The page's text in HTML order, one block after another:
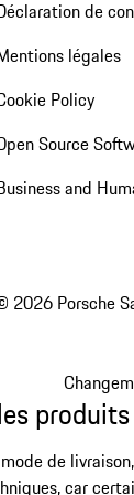
de
légales
Policy
Source
and
2026 Porsche
de
car